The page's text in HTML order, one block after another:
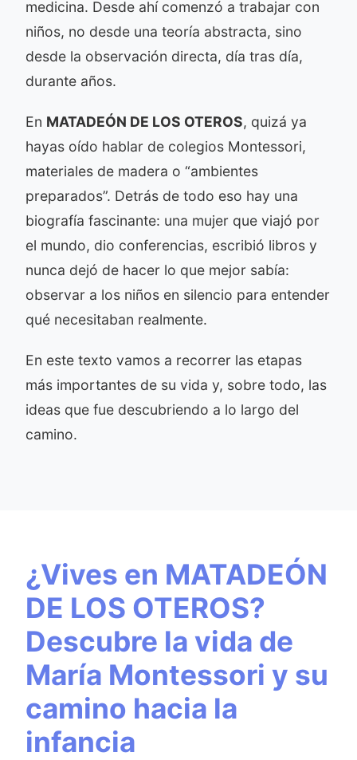
medicina. Desde ahí comenzó a trabajar con
niños, no desde una teoría abstracta, sino
desde la observación directa, día tras día,
durante años.
En MATADEÓN DE LOS OTEROS, quizá ya
hayas oído hablar de colegios Montessori,
materiales de madera o “ambientes
preparados”. Detrás de todo eso hay una
biografía fascinante: una mujer que viajó por
el mundo, dio conferencias, escribió libros y
nunca dejó de hacer lo que mejor sabía:
observar a los niños en silencio para entender
qué necesitaban realmente.
En este texto vamos a recorrer las etapas
más importantes de su vida y, sobre todo, las
ideas que fue descubriendo a lo largo del
camino.
¿Vives en MATADEÓN
DE LOS OTEROS?
Descubre la vida de
María Montessori y su
camino hacia la
infancia